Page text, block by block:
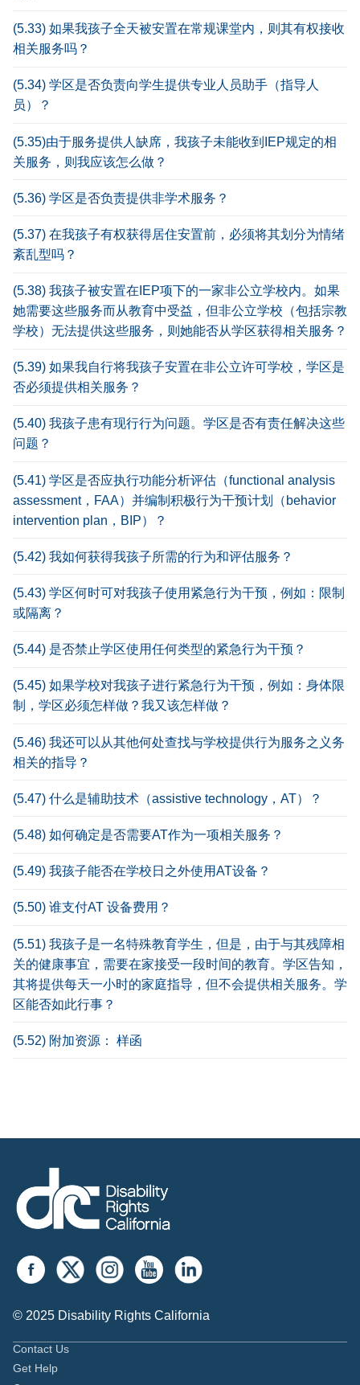
(5.33) 如果我孩子全天被安置在常规课堂内，则其有权接收
相关服务吗？
(5.34) 学区是否负责向学生提供专业人员助手（指导人
员）？
(5.35)由于服务提供人缺席，我孩子未能收到IEP规定的相
关服务，则我应该怎么做？
(5.36) 学区是否负责提供非学术服务？
(5.37) 在我孩子有权获得居住安置前，必须将其划分为情绪
紊乱型吗？
(5.38) 我孩子被安置在IEP项下的一家非公立学校内。如果
她需要这些服务而从教育中受益，但非公立学校（包括宗教
学校）无法提供这些服务，则她能否从学区获得相关服务？
(5.39) 如果我自行将我孩子安置在非公立许可学校，学区是
否必须提供相关服务？
(5.40) 我孩子患有现行行为问题。学区是否有责任解决这些
问题？
(5.41) 学区是否应执行功能分析评估（functional analysis
assessment，FAA）并编制积极行为干预计划（behavior
intervention plan，BIP）？
(5.42) 我如何获得我孩子所需的行为和评估服务？
(5.43) 学区何时可对我孩子使用紧急行为干预，例如：限制
或隔离？
(5.44) 是否禁止学区使用任何类型的紧急行为干预？
(5.45) 如果学校对我孩子进行紧急行为干预，例如：身体限
制，学区必须怎样做？我又该怎样做？
(5.46) 我还可以从其他何处查找与学校提供行为服务之义务
相关的指导？
(5.47) 什么是辅助技术（assistive technology，AT）？
(5.48) 如何确定是否需要AT作为一项相关服务？
(5.49) 我孩子能否在学校日之外使用AT设备？
(5.50) 谁支付AT 设备费用？
(5.51) 我孩子是一名特殊教育学生，但是，由于与其残障相
关的健康事宜，需要在家接受一段时间的教育。学区告知，
其将提供每天一小时的家庭指导，但不会提供相关服务。学
区能否如此行事？
(5.52) 附加资源： 样函
© 2025 Disability Rights California
Contact Us
Get Help